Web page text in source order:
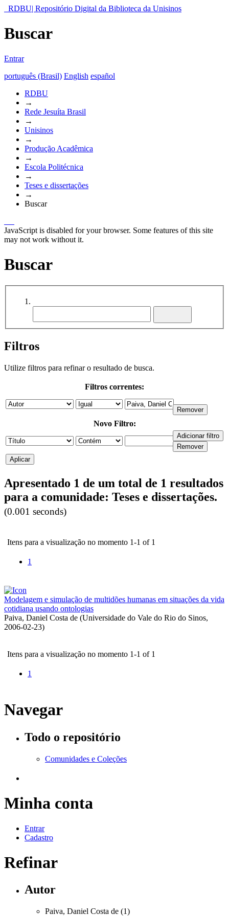
RDBU| Repositório Digital da Biblioteca da Unisinos
Buscar
Entrar
português (Brasil) English español
RDBU
→
Rede Jesuíta Brasil
→
Unisinos
→
Produção Acadêmica
→
Escola Politécnica
→
Teses e dissertações
→
Buscar
JavaScript is disabled for your browser. Some features of this site
may not work without it.
Buscar
Filtros
Utilize filtros para refinar o resultado de busca.
Filtros correntes:
Novo Filtro:
Apresentado 1 de um total de 1 resultados
para a comunidade: Teses e dissertações.
(0.001 seconds)
Itens para a visualização no momento 1-1 of 1
1
Modelagem e simulação de multidões humanas em situações da vida
cotidiana usando ontologias
Paiva, Daniel Costa de (Universidade do Vale do Rio do Sinos,
2006-02-23)
Itens para a visualização no momento 1-1 of 1
1
Navegar
Todo o repositório
Comunidades e Coleções
Minha conta
Entrar
Cadastro
Refinar
Autor
Paiva, Daniel Costa de (1)